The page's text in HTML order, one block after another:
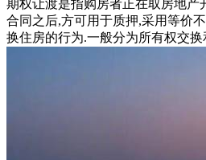
期权让渡是指购房者正在取房地产
合同之后,方可用于质押,采用等价
换住房的行为.一般分为所有权交